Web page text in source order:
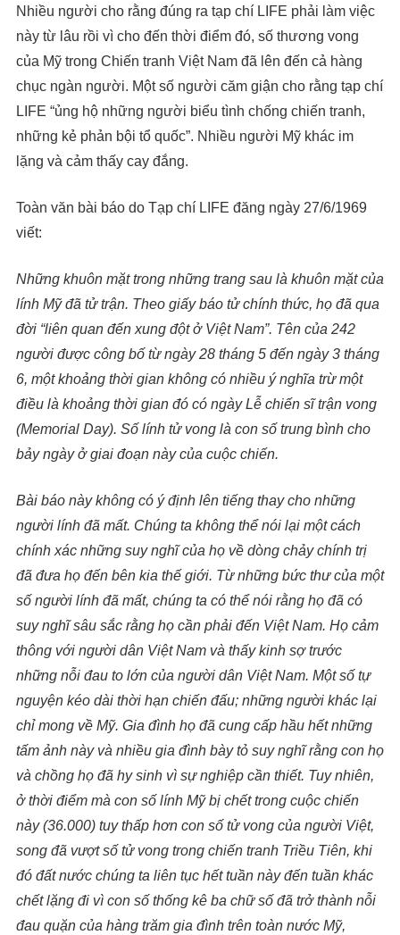
Nhiều người cho rằng đúng ra tạp chí LIFE phải làm việc
này từ lâu rồi vì cho đến thời điểm đó, số thương vong
của Mỹ trong Chiến tranh Việt Nam đã lên đến cả hàng
chục ngàn người. Một số người căm giận cho rằng tạp chí
LIFE “ủng hộ những người biểu tình chống chiến tranh,
những kẻ phản bội tổ quốc”. Nhiều người Mỹ khác im
lặng và cảm thấy cay đắng.
Toàn văn bài báo do Tạp chí LIFE đăng ngày 27/6/1969
viết:
Những khuôn mặt trong những trang sau là khuôn mặt của
lính Mỹ đã tửtrận. Theo giấy báo tửchính thức, họ đã qua
đời “liên quan đến xung đột ở Việt Nam”. Tên của 242
người được công bố từ ngày 28 tháng 5 đến ngày 3 tháng
6, một khoảng thời gian không có nhiều ý nghĩa trừ một
điều là khoảng thời gian đó có ngàyLễ chiến sĩ trận vong
(Memorial Day). Số lính tử vong là con số trung bình cho
bảy ngày ở giai đoạn này của cuộc chiến.
Bài báo này không có ý định lên tiếng thay cho những
người lính đã mất. Chúng ta không thể nói lại một cách
chính xác những suy nghĩ của họ về dòng chảy chính trị
đã đưa họ đến bên kia thế giới. Từ những bức thư của một
số người lính đã mất, chúng ta có thể nói rằng họ đã có
suy nghĩ sâu sắc rằng họ cần phải đến Việt Nam. Họ cảm
thông với người dân Việt Nam và thấykinh sợ trước
những nỗi đau to lớn của người dân Việt Nam. Một số tự
nguyện kéo dài thời hạn chiến đấu; những người khác lại
chỉ mong về Mỹ. Gia đình họ đã cung cấp hầu hết những
tấm ảnh này và nhiều gia đình bày tỏ suy nghĩ rằng con họ
và chồng họ đã hy sinh vì sự nghiệp cần thiết. Tuy nhiên,
ở thời điểm mà con số lính Mỹ bị chết trong cuộc chiến
này(36.000) tuy thấp hơn con số tử vong của người Việt,
song đã vượt số tử vong trong chiến tranh Triều Tiên, khi
đó đất nước chúng ta liên tục hết tuần này đến tuần khác
chết lặng đi vì con số thống kê ba chữ số đã trở thành nỗi
đau quặn của hàng trăm gia đình trên toàn nước Mỹ,